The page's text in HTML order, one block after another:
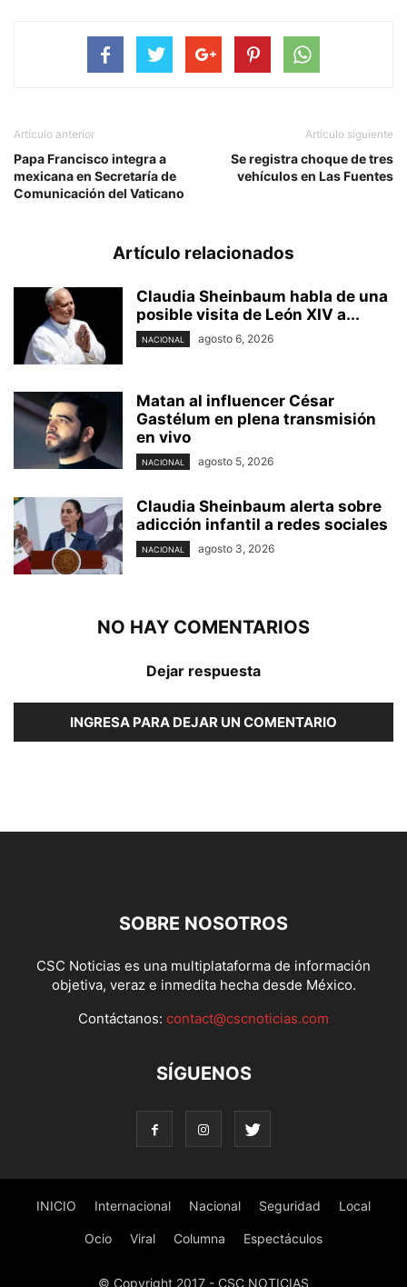
Artículo anterior
Papa Francisco integra a
mexicana en Secretaría de
Comunicación del Vaticano
Artículo siguiente
Se registra choque de tres
vehículos en Las Fuentes
Artículo relacionados
Claudia Sheinbaum habla de una
posible visita de León XIV a...
NACIONAL agosto 6, 2026
Matan al influencer César
Gastélum en plena transmisión
en vivo
NACIONAL agosto 5, 2026
Claudia Sheinbaum alerta sobre
adicción infantil a redes sociales
NACIONAL agosto 3, 2026
NO HAY COMENTARIOS
Dejar respuesta
INGRESA PARA DEJAR UN COMENTARIO
SOBRE NOSOTROS
CSC Noticias es una multiplataforma de información
objetiva, veraz e inmedita hecha desde México.
Contáctanos: contact@cscnoticias.com
SÍGUENOS
INICIO Internacional Nacional Seguridad Local
Ocio Viral Columna Espectáculos
© Copyright 2017 - CSC NOTICIAS